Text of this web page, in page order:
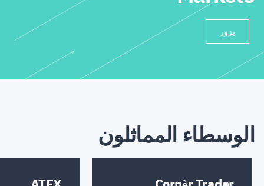
يزور
الوسطاء المماثلون